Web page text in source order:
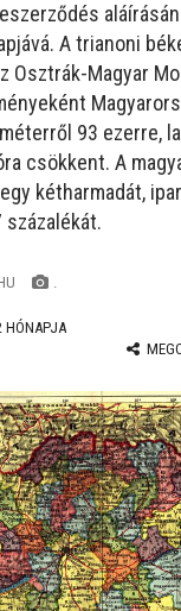
A trianoni
Osztrák-Magyar
93 ezerre,
csökkent. A
kétharmadát,
százalékát.
.
HÓNAPJA